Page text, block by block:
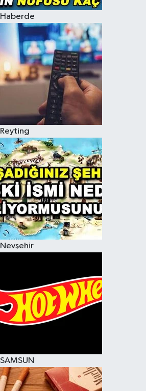
Haberde
Reyting
Nevşehir
SAMSUN